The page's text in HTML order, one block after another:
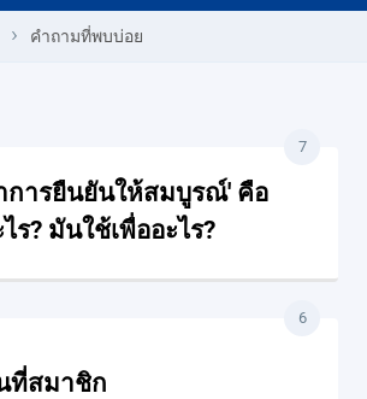
คำถามที่พบบ่อย
การยืนยันให้สมบูรณ์' คือ
ไร? มันใช้เพื่ออะไร?
7
ที่สมาชิก
6